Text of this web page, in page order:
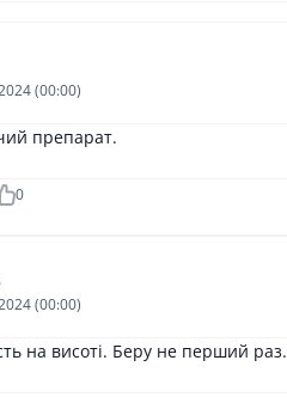
(00:00)
препарат.
0
(00:00)
на висоті. Беру не перший раз.